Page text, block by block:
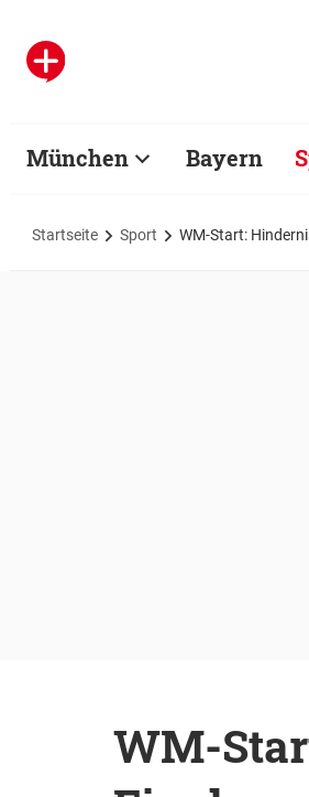
München Bayern
Startseite Sport WM-Start:
WM-